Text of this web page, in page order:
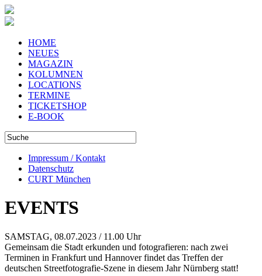
HOME
NEUES
MAGAZIN
KOLUMNEN
LOCATIONS
TERMINE
TICKETSHOP
E-BOOK
Impressum / Kontakt
Datenschutz
CURT München
EVENTS
SAMSTAG, 08.07.2023 / 11.00 Uhr
Gemeinsam die Stadt erkunden und fotografieren: nach zwei
Terminen in Frankfurt und Hannover findet das Treffen der
deutschen Streetfotografie-Szene in diesem Jahr Nürnberg statt!